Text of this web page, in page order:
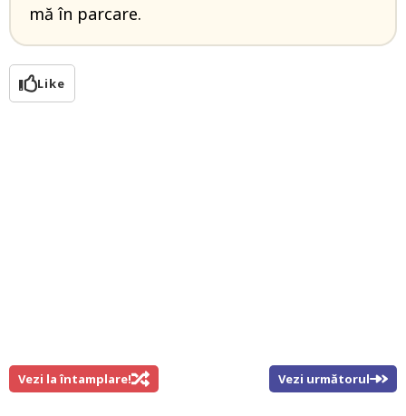
mă în parcare.
Like
Vezi la întamplare! Vezi următorul